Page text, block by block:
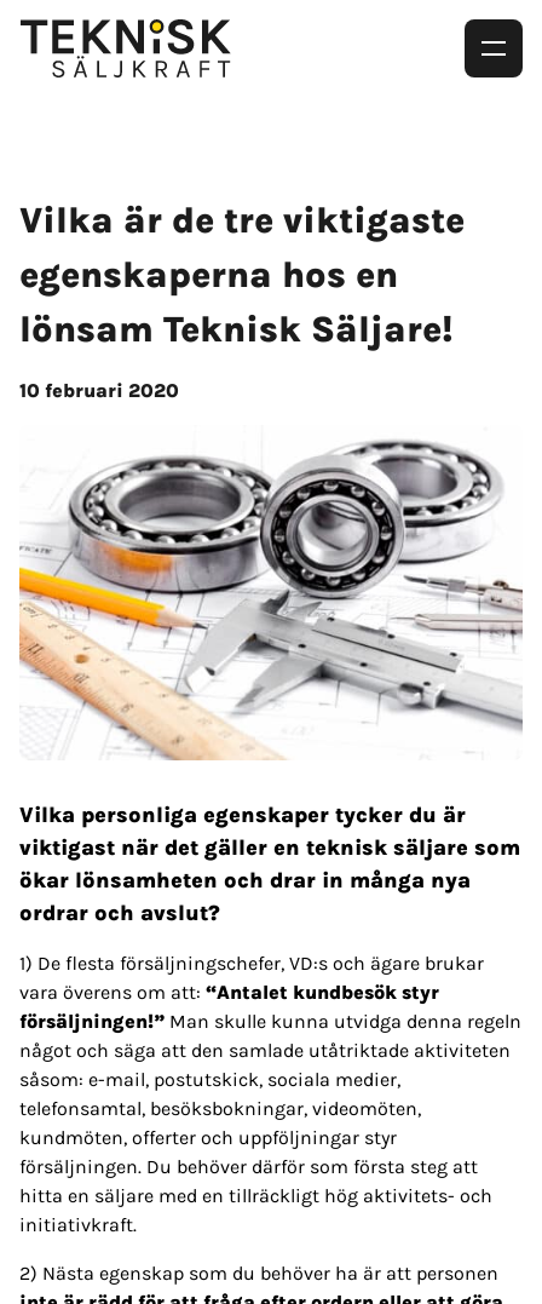
Vilka är de tre viktigaste
egenskaperna hos en
lönsam Teknisk Säljare!
10 februari 2020
Vilka personliga egenskaper tycker du är
viktigast när det gäller en teknisk säljare som
ökar lönsamheten och drar in många nya
ordrar och avslut?
1) De flesta försäljningschefer, VD:s och ägare brukar
vara överens om att: “Antalet kundbesök styr
försäljningen!” Man skulle kunna utvidga denna regeln
något och säga att den samlade utåtriktade aktiviteten
såsom: e-mail, postutskick, sociala medier,
telefonsamtal, besöksbokningar, videomöten,
kundmöten, offerter och uppföljningar styr
försäljningen. Du behöver därför som första steg att
hitta en säljare med en tillräckligt hög aktivitets- och
initiativkraft.
2) Nästa egenskap som du behöver ha är att personen